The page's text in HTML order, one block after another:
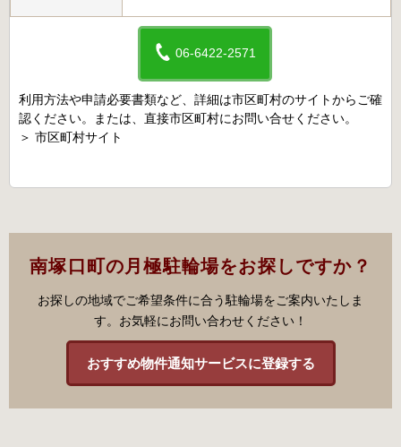
06-6422-2571
利用方法や申請必要書類など、詳細は市区町村のサイトからご確
認ください。または、直接市区町村にお問い合せください。
＞ 市区町村サイト
南塚口町の月極駐輪場をお探しですか？
お探しの地域でご希望条件に合う駐輪場をご案内いたしま
す。お気軽にお問い合わせください！
おすすめ物件通知サービスに登録する